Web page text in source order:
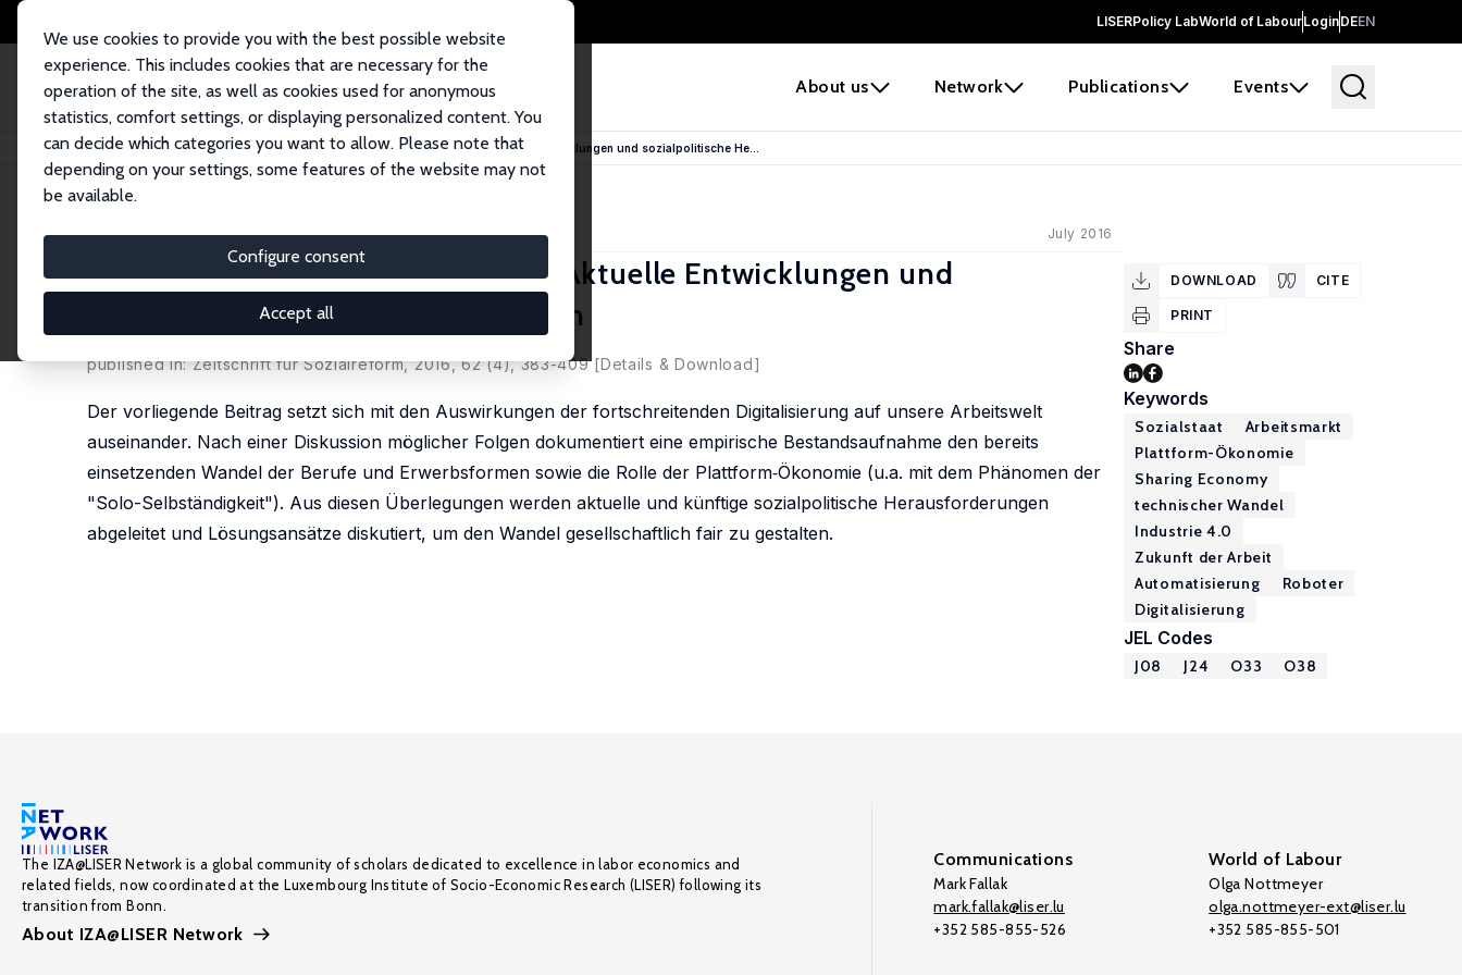
LISERPolicy LabWorld of LabourLoginDEEN
About us Network Publications Events
We use cookies to provide you with the best possible website
experience. This includes cookies that are necessary for the
operation of the site, as well as cookies used for anonymous
statistics, comfort settings, or displaying personalized content. You
can decide which categories you want to allow. Please note that
depending on your settings, some features of the website may not
be available.
Configure consent
Accept all
Home Publications IZA Standpunkte Digitalisierung und Arbeitsmarkt: Aktuelle Entwicklungen und sozialpolitische He...
IZA Standpunkt Nr. 85 July 2016
Digitalisierung und Arbeitsmarkt: Aktuelle Entwicklungen und
sozialpolitische Herausforderungen
published in: Zeitschrift für Sozialreform, 2016, 62 (4), 383-409[Details & Download]
Der vorliegende Beitrag setzt sich mit den Auswirkungen der fortschreitenden Digitalisierung auf unsere Arbeitswelt
auseinander. Nach einer Diskussion möglicher Folgen dokumentiert eine empirische Bestandsaufnahme den bereits
einsetzenden Wandel der Berufe und Erwerbsformen sowie die Rolle der Plattform‐Ökonomie (u.a. mit dem Phänomen der
"Solo-Selbständigkeit"). Aus diesen Überlegungen werden aktuelle und künftige sozialpolitische Herausforderungen
abgeleitet und Lösungsansätze diskutiert, um den Wandel gesellschaftlich fair zu gestalten.
DOWNLOAD CITE
PRINT
Share
Keywords
Sozialstaat
Arbeitsmarkt
Plattform-Ökonomie
Sharing Economy
technischer Wandel
Industrie 4.0
Zukunft der Arbeit
Automatisierung
Roboter
Digitalisierung
JEL Codes
J08 J24 O33 O38
The IZA@LISER Network is a global community of scholars dedicated to excellence in labor economics and
related fields, now coordinated at the Luxembourg Institute of Socio-Economic Research (LISER) following its
transition from Bonn.
About IZA@LISER Network
Communications
Mark Fallak
mark.fallak@liser.lu
+352 585-855-526
World of Labour
Olga Nottmeyer
olga.nottmeyer-ext@liser.lu
+352 585-855-501